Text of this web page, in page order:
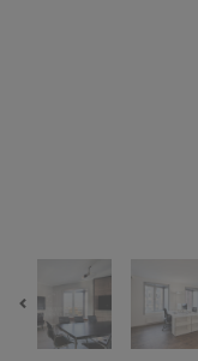
Previous